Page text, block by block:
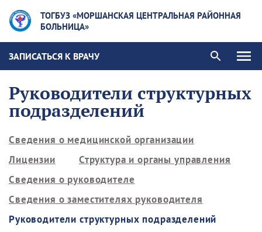
ТОГБУЗ «МОРШАНСКАЯ ЦЕНТРАЛЬНАЯ РАЙОННАЯ
БОЛЬНИЦА»
ЗАПИСАТЬСЯ К ВРАЧУ
Руководители структурных
подразделений
Сведения о медицинской организации
Лицензии
Структура и органы управления
Сведения о руководителе
Сведения о заместителях руководителя
Руководители структурных подразделений